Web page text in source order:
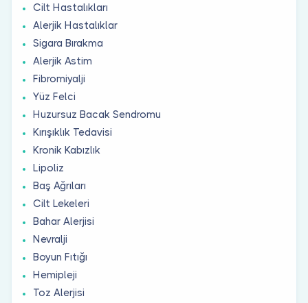
Cilt Hastalıkları
Alerjik Hastalıklar
Sigara Bırakma
Alerjik Astim
Fibromiyalji
Yüz Felci
Huzursuz Bacak Sendromu
Kırışıklık Tedavisi
Kronik Kabızlık
Lipoliz
Baş Ağrıları
Cilt Lekeleri
Bahar Alerjisi
Nevralji
Boyun Fıtığı
Hemipleji
Toz Alerjisi